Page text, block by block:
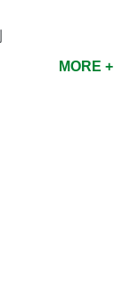
MORE +